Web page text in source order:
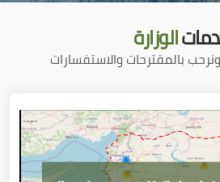
الوزارة
بالمقترحات والاستفسارات